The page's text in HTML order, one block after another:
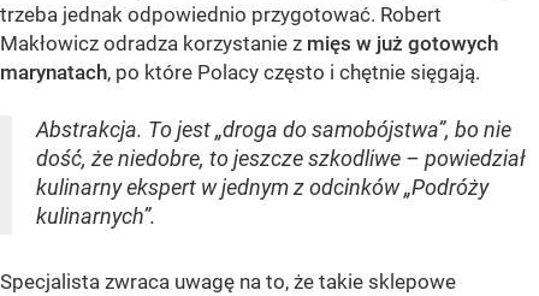
trzeba jednak odpowiednio przygotować. Robert
Makłowicz odradza korzystanie z mięs w już gotowych
marynatach, po które Polacy często i chętnie sięgają.
Abstrakcja. To jest „droga do samobójstwa”, bo nie
dość, że niedobre, to jeszcze szkodliwe – powiedział
kulinarny ekspert w jednym z odcinków „Podróży
kulinarnych”.
Specjalista zwraca uwagę na to, że takie sklepowe